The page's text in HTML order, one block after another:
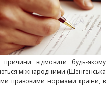
відмовити будь-якому
міжнародними (Шенгенська
правовими нормами країни, в